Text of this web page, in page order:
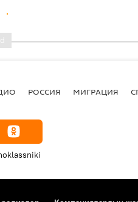
РОССИЯ МИГРАЦИЯ